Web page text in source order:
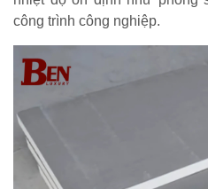
công trình công nghiệp.